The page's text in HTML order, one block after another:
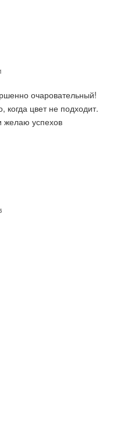
очаровательный!
когда цвет не подходит.
желаю успехов